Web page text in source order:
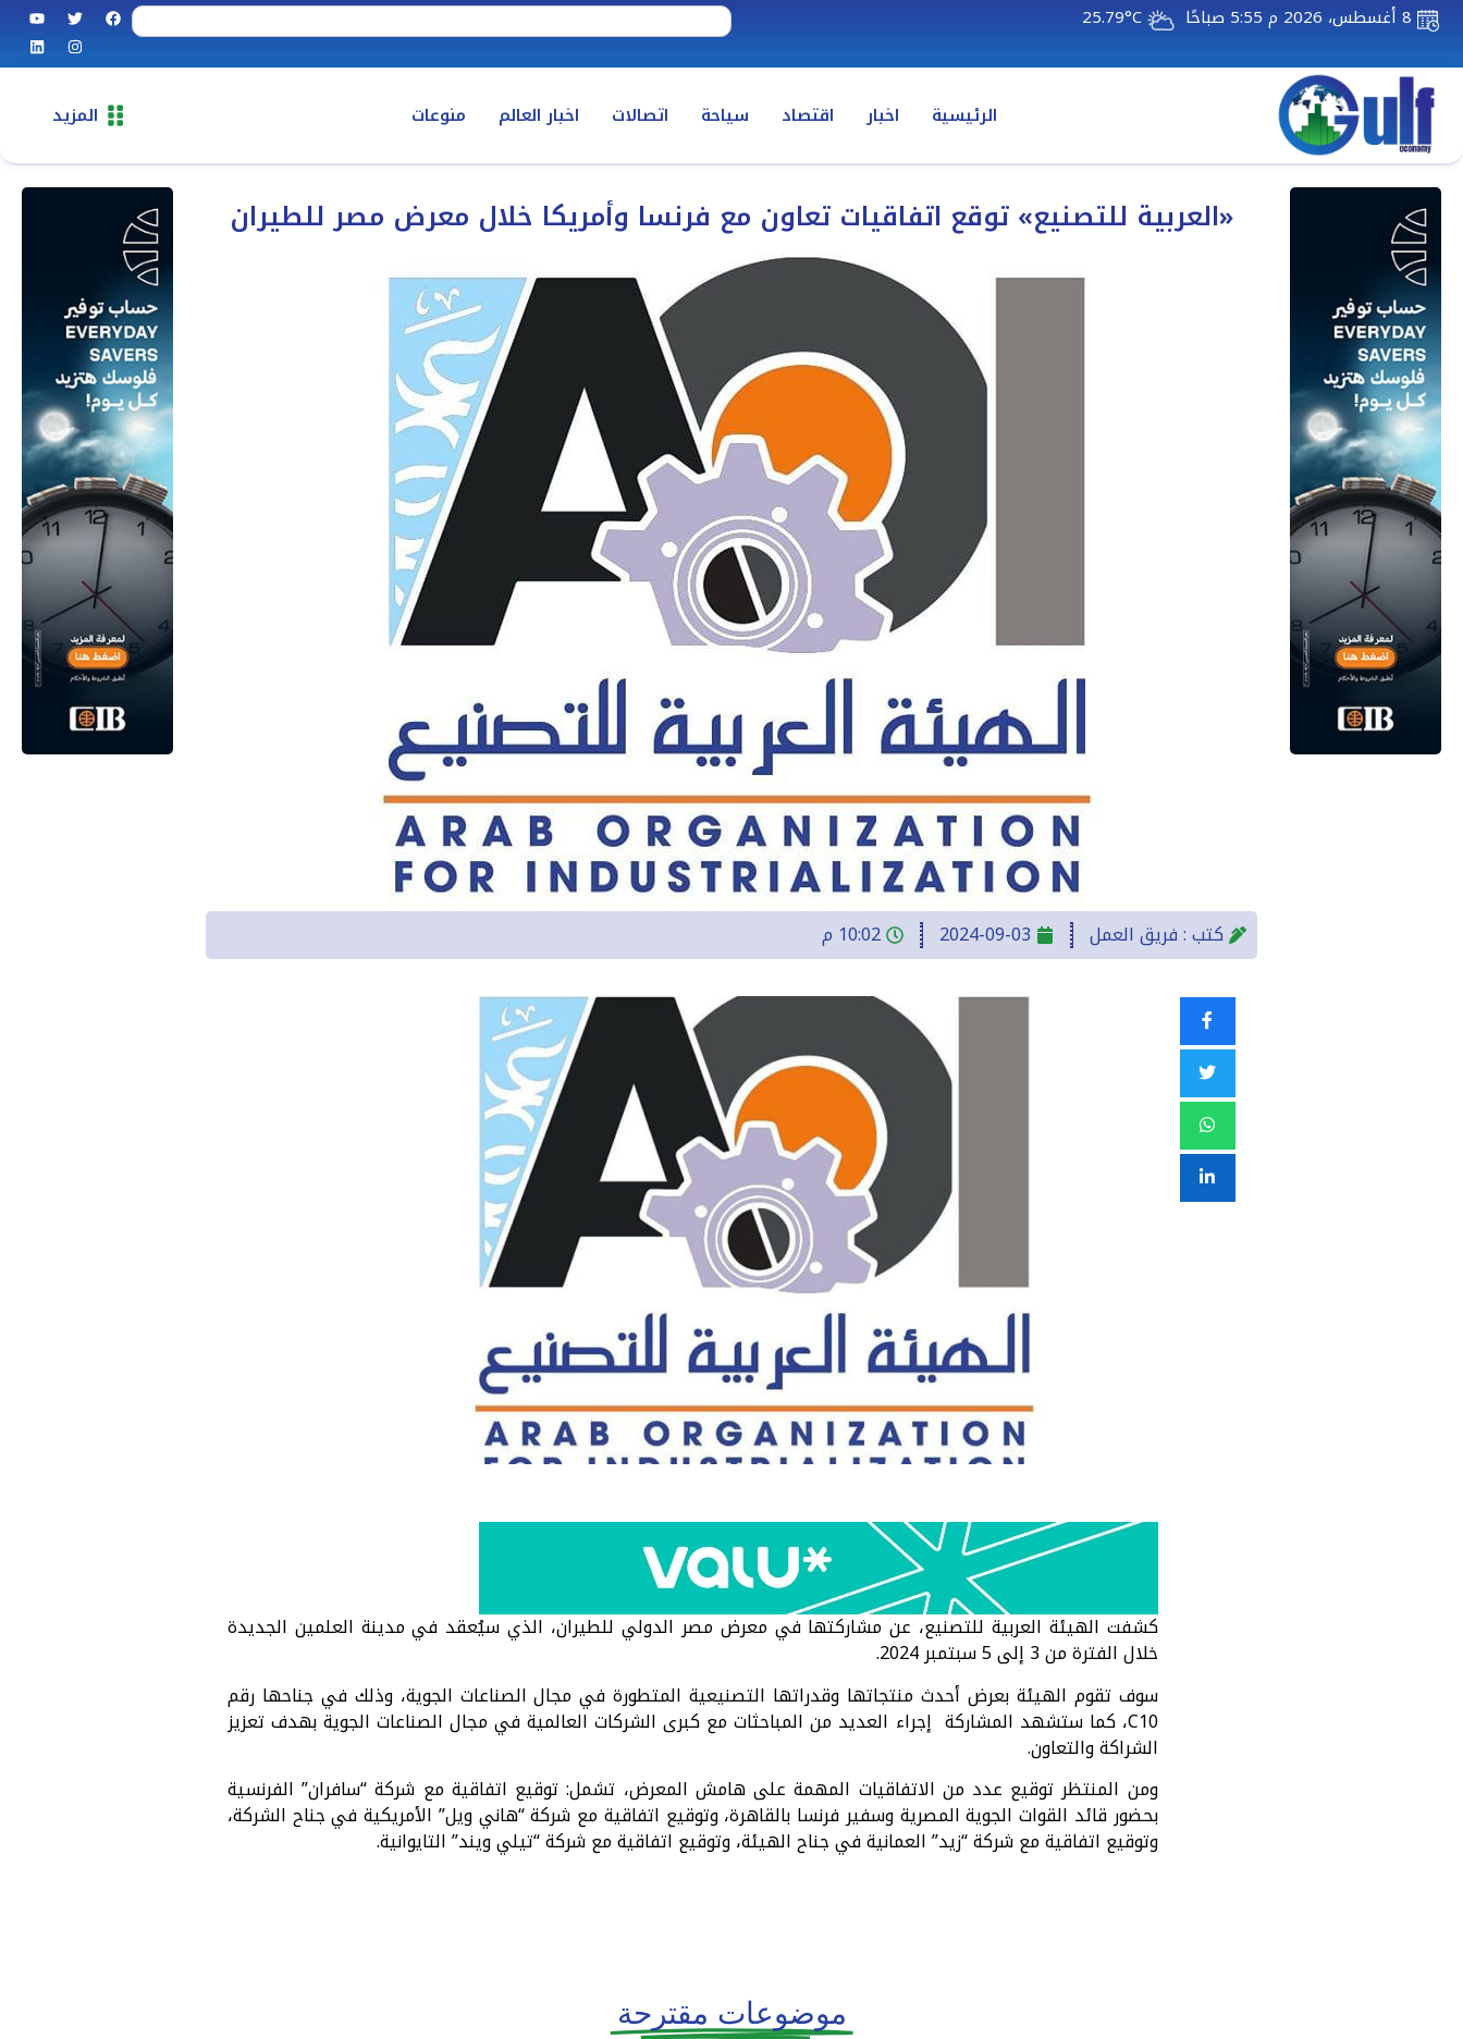
8 أغسطس، 2026 م 5:55 صباحًا 25.79°C
الرئيسية اخبار اقتصاد سياحة اتصالات اخبار العالم منوعات المزيد
«العربية للتصنيع» توقع اتفاقيات تعاون مع فرنسا وأمريكا خلال معرض مصر للطيران
كتب :فريق العمل 2024-09-03 10:02 م
كشفت الهيئة العربية للتصنيع، عن مشاركتها في معرض مصر الدولي للطيران، الذي سيُعقد في مدينة العلمين الجديدة
خلال الفترة من 3 إلى 5 سبتمبر 2024.
سوف تقوم الهيئة بعرض أحدث منتجاتها وقدراتها التصنيعية المتطورة في مجال الصناعات الجوية، وذلك في جناحها رقم
C10، كما ستشهد المشاركة إجراء العديد من المباحثات مع كبرى الشركات العالمية في مجال الصناعات الجوية بهدف تعزيز
الشراكة والتعاون.
ومن المنتظر توقيع عدد من الاتفاقيات المهمة على هامش المعرض، تشمل: توقيع اتفاقية مع شركة “سافران” الفرنسية
بحضور قائد القوات الجوية المصرية وسفير فرنسا بالقاهرة، وتوقيع اتفاقية مع شركة “هاني ويل” الأمريكية في جناح الشركة،
وتوقيع اتفاقية مع شركة “زيد” العمانية في جناح الهيئة، وتوقيع اتفاقية مع شركة “تيلي ويند” التايوانية.
موضوعات مقترحة